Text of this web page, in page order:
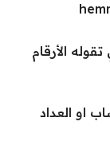
الأرقام
او العداد